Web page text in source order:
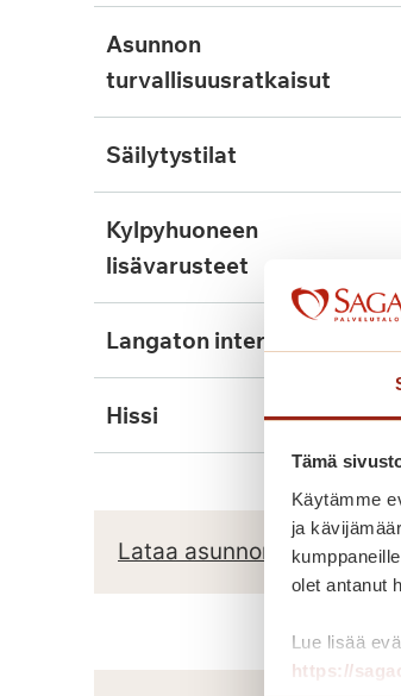
Tämä
Käytämme
ja
olet antanut
Lue lisää
https://
asunnon
turvallisuusratkaisut
säilytystilat
kylpyhuoneen
lisävarusteet
langaton internet
hissi
Lataa asunnon